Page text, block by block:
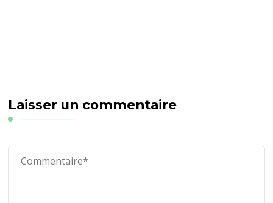
Laisser un commentaire